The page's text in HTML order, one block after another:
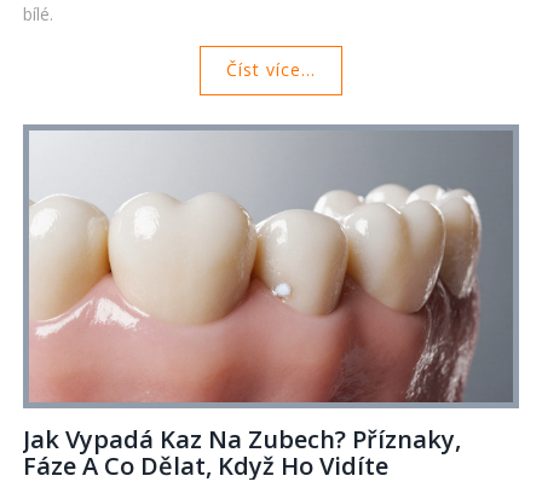
bílé.
Číst více...
Jak Vypadá Kaz Na Zubech? Příznaky,
Fáze A Co Dělat, Když Ho Vidíte